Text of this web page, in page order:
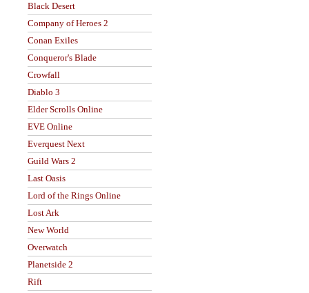
Black Desert
Company of Heroes 2
Conan Exiles
Conqueror's Blade
Crowfall
Diablo 3
Elder Scrolls Online
EVE Online
Everquest Next
Guild Wars 2
Last Oasis
Lord of the Rings Online
Lost Ark
New World
Overwatch
Planetside 2
Rift